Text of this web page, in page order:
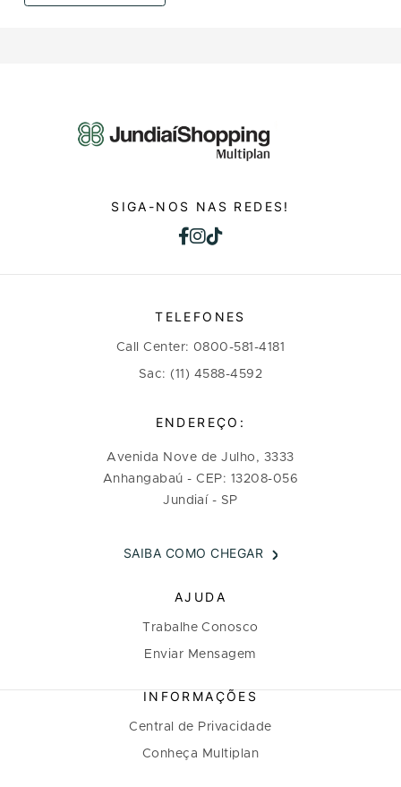
SIGA-NOS NAS REDES!
TELEFONES
Call Center: 0800-581-4181
Sac: (11) 4588-4592
ENDEREÇO:
Avenida Nove de Julho, 3333
Anhangabaú - CEP: 13208-056
Jundiaí - SP
SAIBA COMO CHEGAR
AJUDA
Trabalhe Conosco
Enviar Mensagem
INFORMAÇÕES
Central de Privacidade
Conheça Multiplan